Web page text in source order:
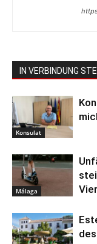
IN VERBINDUNG
Konsulat
Málaga